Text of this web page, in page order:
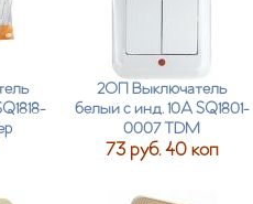
2ОП Выключатель
белый c инд. 10А SQ1801-
0007 TDM
73 руб. 40 коп